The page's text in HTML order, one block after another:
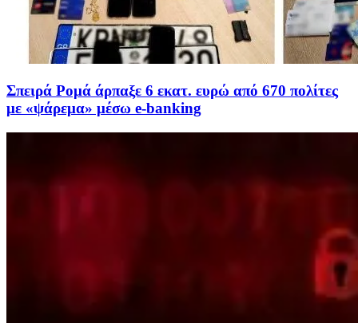
Σπειρά Ρομά άρπαξε 6 εκατ. ευρώ από 670 πολίτες
με «ψάρεμα» μέσω e-banking